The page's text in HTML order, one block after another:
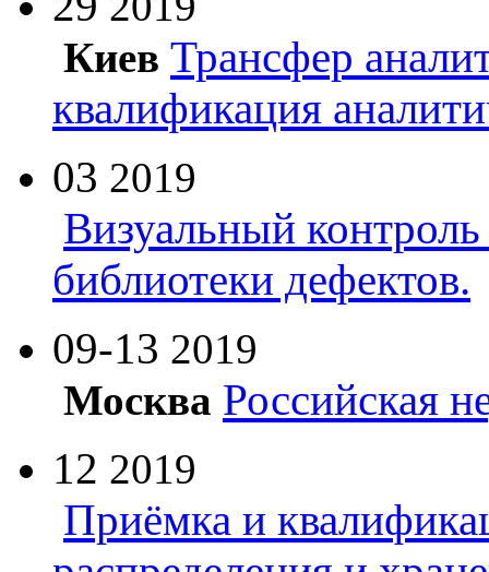
Киев Трансфер
квалификация
03 2019
Визуальный контроль
библиотеки дефектов.
09-13 2019
Москва Российская
12 2019
Приёмка и